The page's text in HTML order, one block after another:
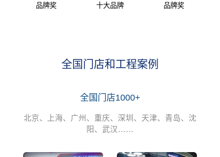
品牌奖
十大品牌
品牌奖
全国门店和工程案例
全国门店1000+
北京、上海、广州、重庆、深圳、天津、青岛、沈
阳、武汉……